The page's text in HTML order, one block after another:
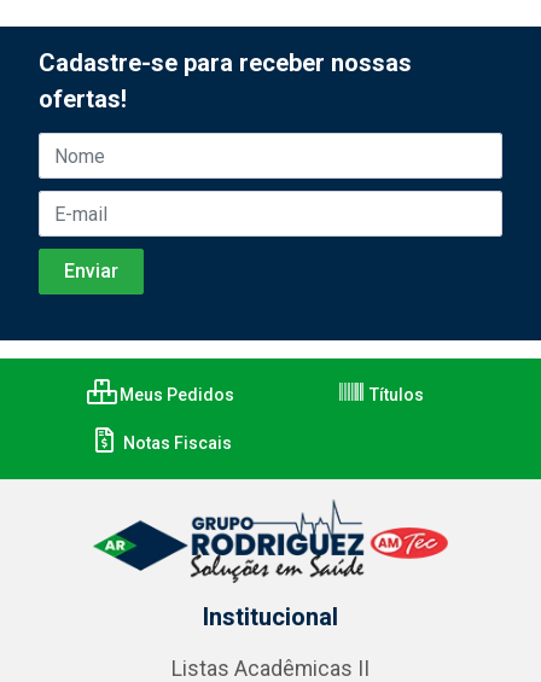
Cadastre-se para receber nossas
ofertas!
Meus Pedidos Títulos
Notas Fiscais
Institucional
Listas Acadêmicas II